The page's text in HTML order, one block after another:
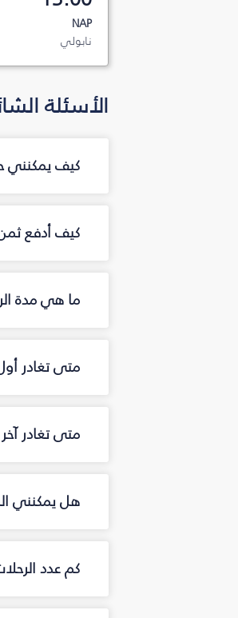
NAP
نابولي
الأسئلة
كيف يمكنني
كيف أدفع
ما هي مدة
متى تغادر
متى تغادر
هل يمكنني
كم عدد